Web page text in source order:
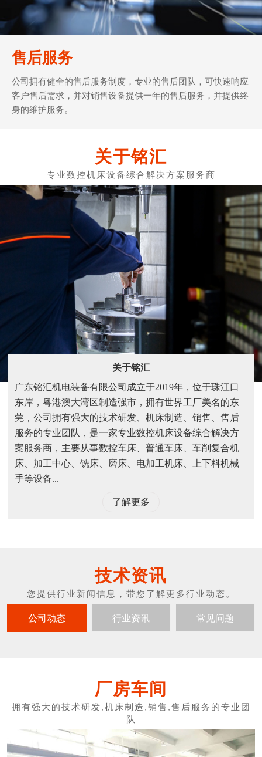
售后服务
公司拥有健全的售后服务制度，专业的售后团队，可快速响应
客户售后需求，并对销售设备提供一年的售后服务，并提供终
身的维护服务。
关于铭汇
关于铭汇
广东铭汇机电装备有限公司成立于2019年，位于珠江口
东岸，粤港澳大湾区制造强市，拥有世界工厂美名的东
莞，公司拥有强大的技术研发、机床制造、销售、售后
服务的专业团队，是一家专业数控机床设备综合解决方
案服务商，主要从事数控车床、普通车床、车削复合机
床、加工中心、铣床、磨床、电加工机床、上下料机械
手等设备...
了解更多
技术资讯
公司动态 行业资讯 常见问题
厂房车间